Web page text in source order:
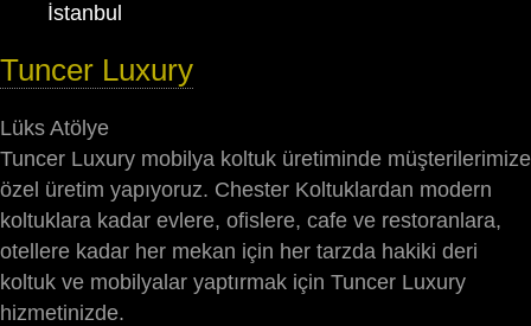
İstanbul
Tuncer Luxury
Lüks Atölye
Tuncer Luxury mobilya koltuk üretiminde müşterilerimize
özel üretim yapıyoruz. Chester Koltuklardan modern
koltuklara kadar evlere, ofislere, cafe ve restoranlara,
otellere kadar her mekan için her tarzda hakiki deri
koltuk ve mobilyalar yaptırmak için Tuncer Luxury
hizmetinizde.